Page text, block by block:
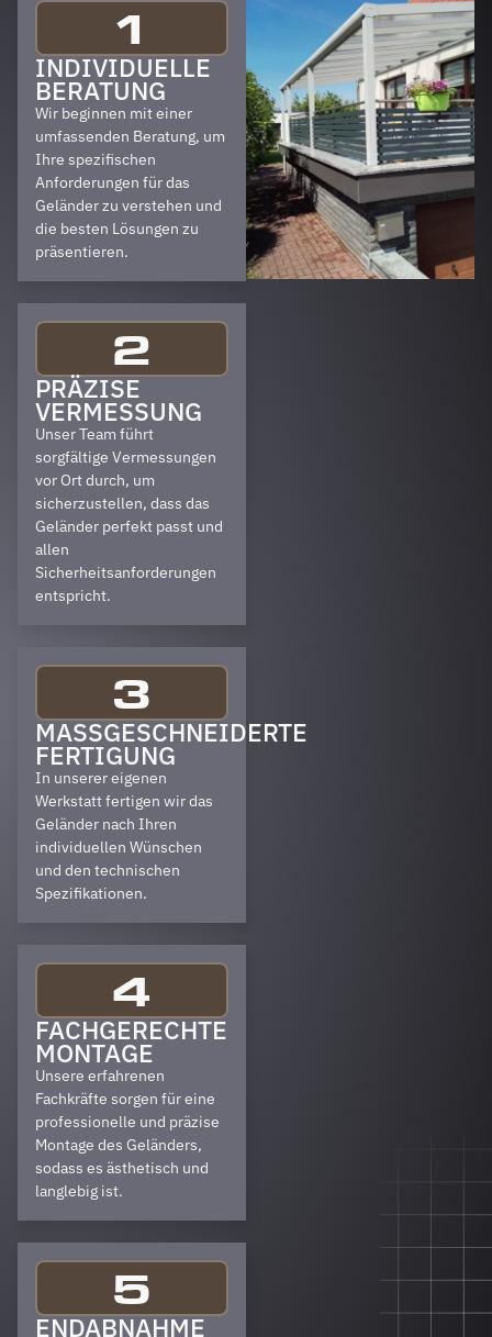
1
INDIVIDUELLE
BERATUNG
Wir beginnen mit einer
umfassenden Beratung, um
Ihre spezifischen
Anforderungen für das
Geländer zu verstehen und
die besten Lösungen zu
präsentieren.
2
PRÄZISE
VERMESSUNG
Unser Team führt
sorgfältige Vermessungen
vor Ort durch, um
sicherzustellen, dass das
Geländer perfekt passt und
allen
Sicherheitsanforderungen
entspricht.
3
MASSGESCHNEIDERTE F
ERTIGUNG
In unserer eigenen
Werkstatt fertigen wir das
Geländer nach Ihren
individuellen Wünschen
und den technischen
Spezifikationen.
4
FACHGERECHTE
MONTAGE
Unsere erfahrenen
Fachkräfte sorgen für eine
professionelle und präzise
Montage des Geländers,
sodass es ästhetisch und
langlebig ist.
5
ENDABNAHME